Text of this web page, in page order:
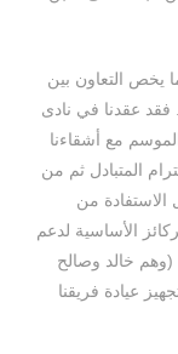
يخص التعاون بين
فقد عقدنا في نادى
مع أشقاءنا
المتبادل ثم من
الاستفادة من
الأساسية لدعم
(وهم خالد وصالح
عيادة فريقنا